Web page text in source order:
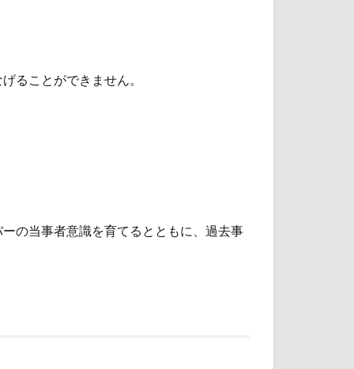
ることができません。
の当事者意識を育てるとともに、過去事